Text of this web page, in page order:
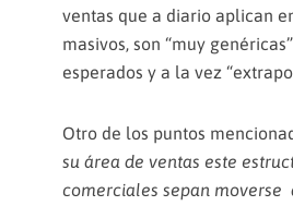
ventas que a diario aplican
masivos, son “muy
esperados y a la vez
Otro de los puntos
su área de ventas este
comerciales sepan moverse